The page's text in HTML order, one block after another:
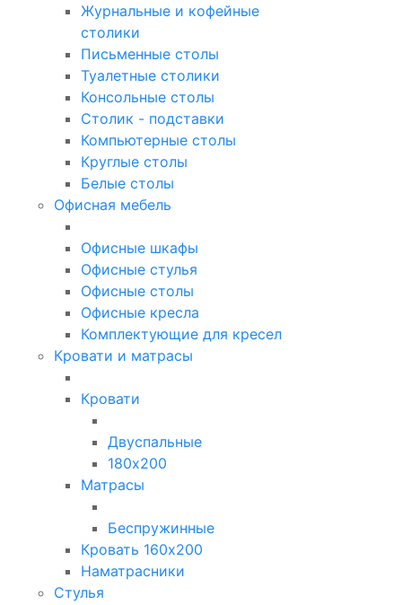
Журнальные и кофейные
столики
Письменные столы
Туалетные столики
Консольные столы
Столик - подставки
Компьютерные столы
Круглые столы
Белые столы
Офисная мебель
Офисные шкафы
Офисные стулья
Офисные столы
Офисные кресла
Комплектующие для кресел
Кровати и матрасы
Кровати
Двуспальные
180х200
Матрасы
Беспружинные
Кровать 160х200
Наматрасники
Стулья